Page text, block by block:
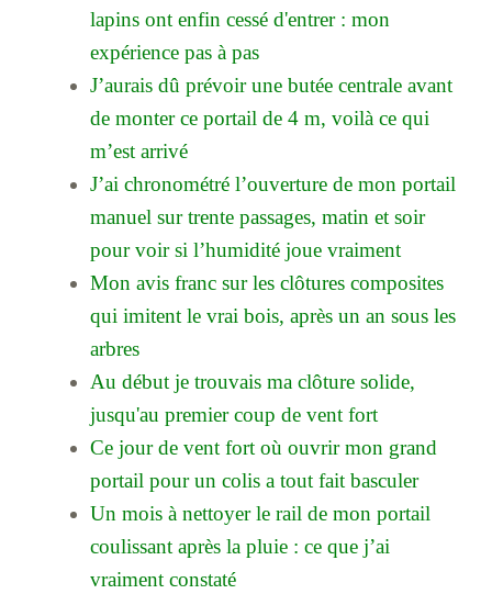
lapins ont enfin cessé d'entrer : mon
expérience pas à pas
J’aurais dû prévoir une butée centrale avant
de monter ce portail de 4 m, voilà ce qui
m’est arrivé
J’ai chronométré l’ouverture de mon portail
manuel sur trente passages, matin et soir
pour voir si l’humidité joue vraiment
Mon avis franc sur les clôtures composites
qui imitent le vrai bois, après un an sous les
arbres
Au début je trouvais ma clôture solide,
jusqu'au premier coup de vent fort
Ce jour de vent fort où ouvrir mon grand
portail pour un colis a tout fait basculer
Un mois à nettoyer le rail de mon portail
coulissant après la pluie : ce que j’ai
vraiment constaté